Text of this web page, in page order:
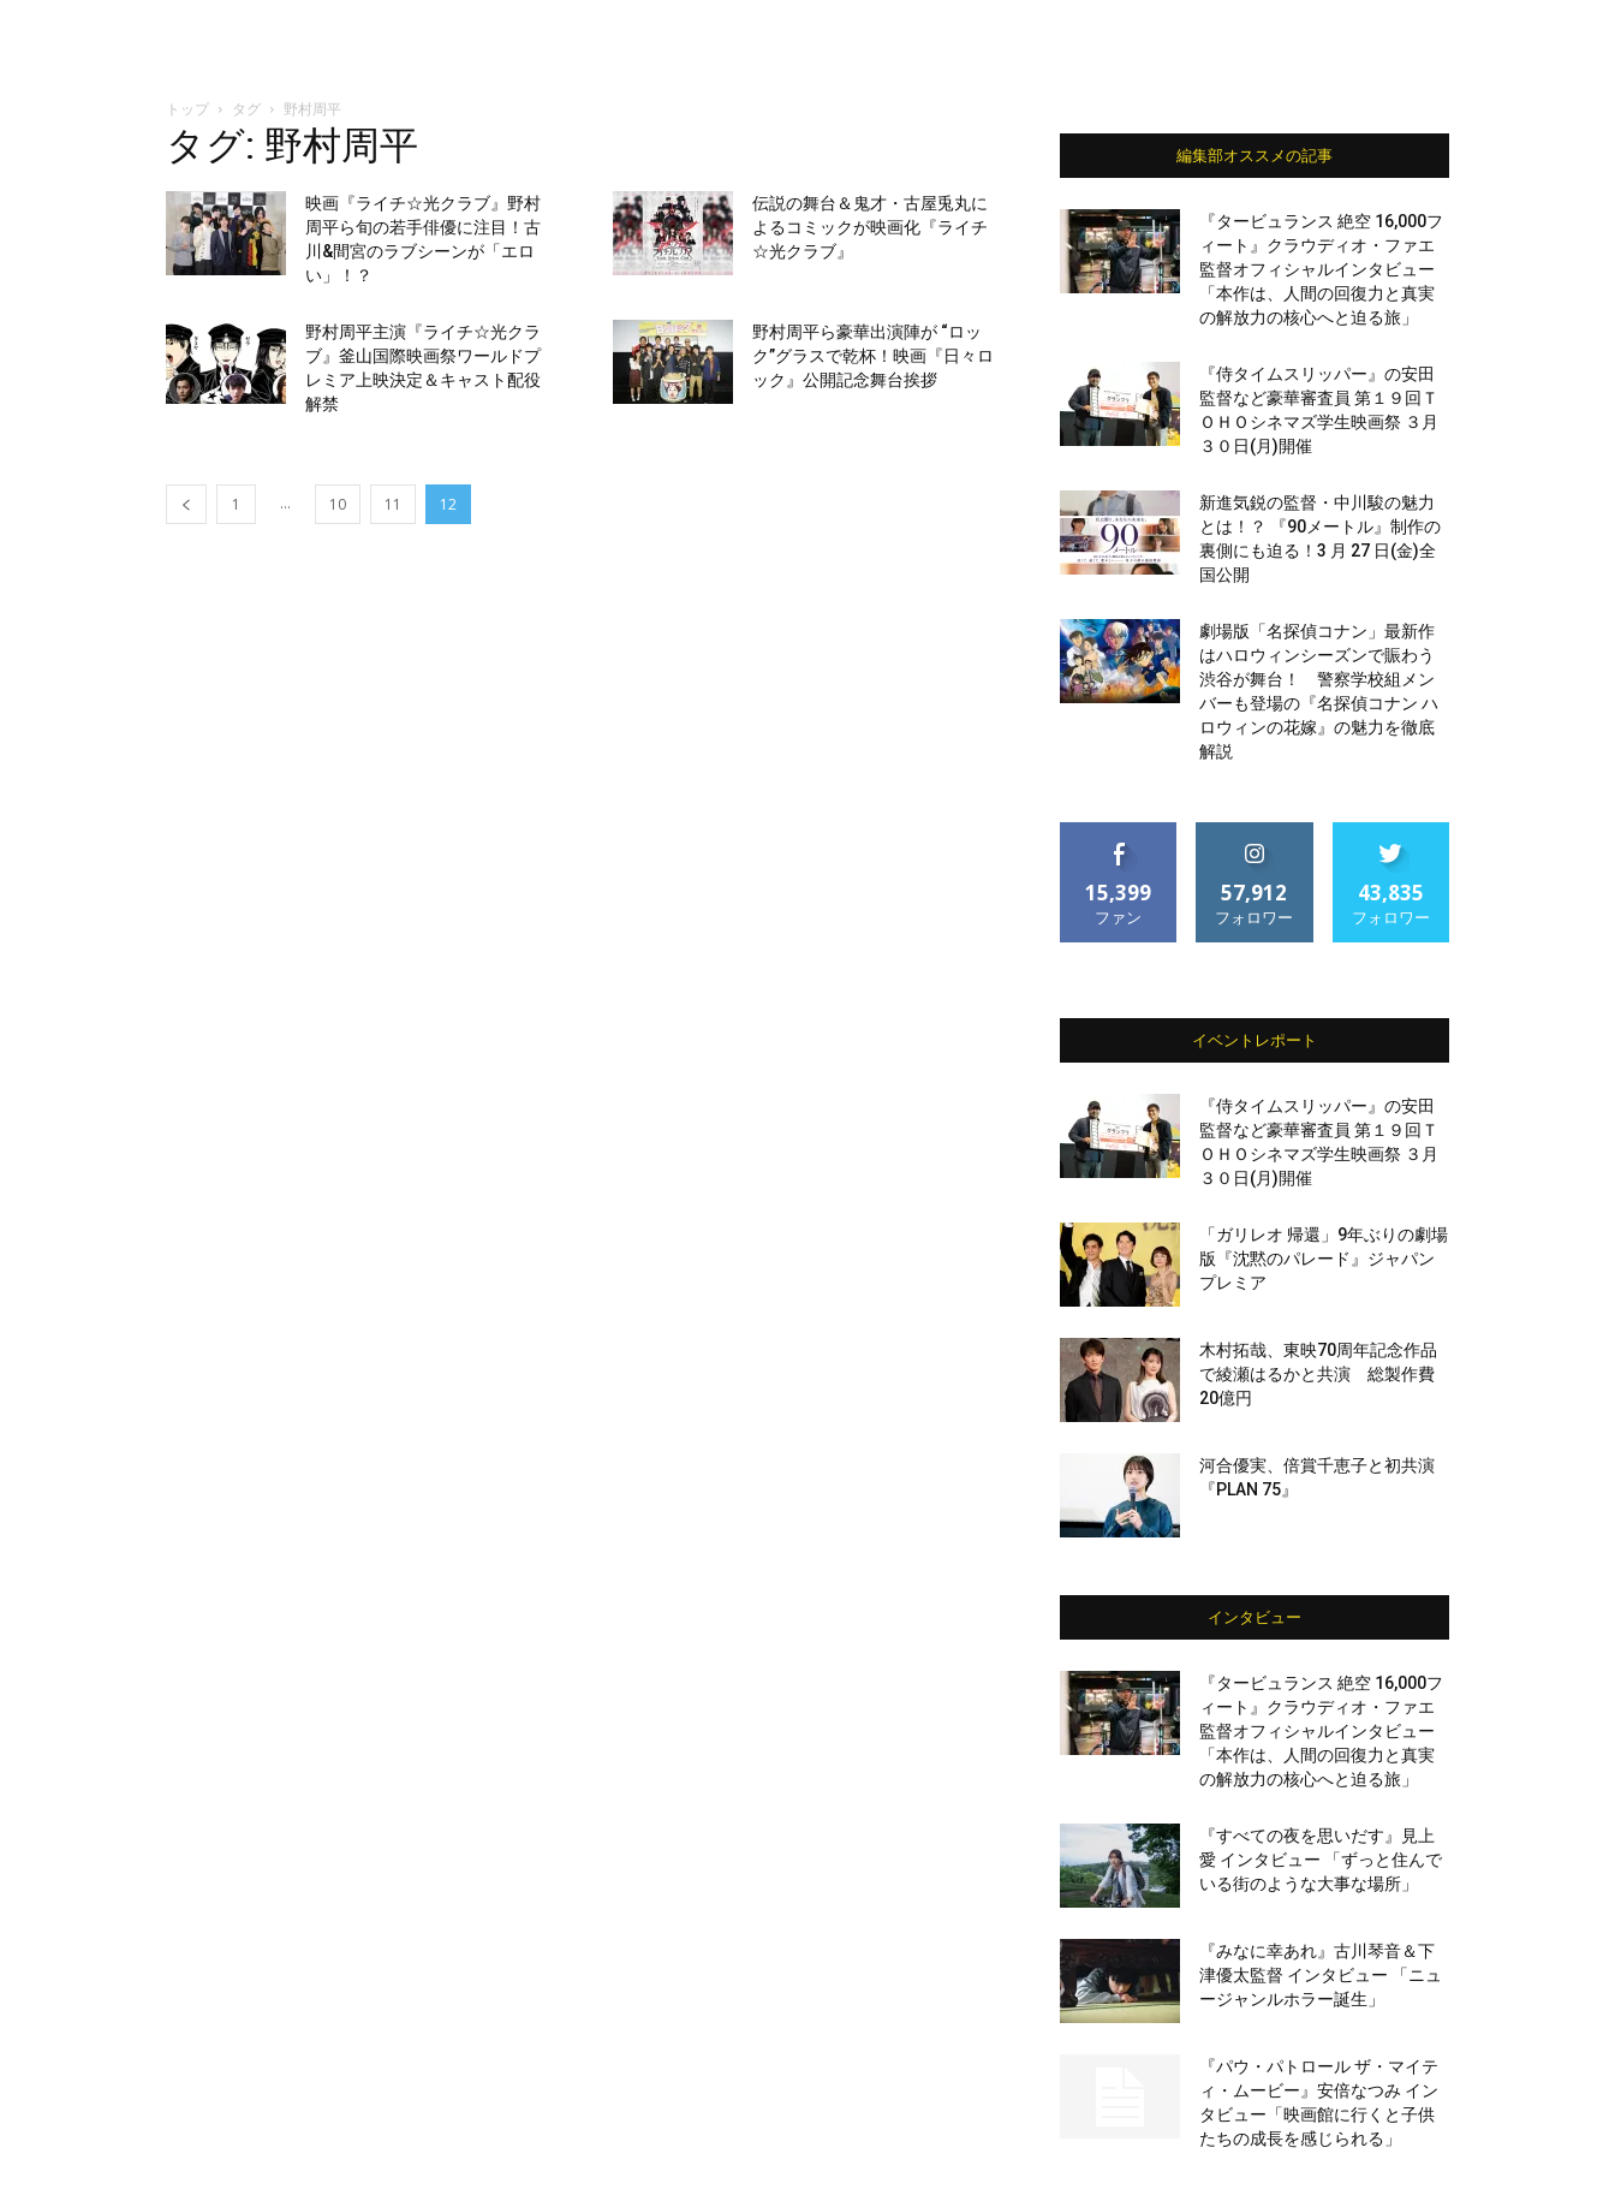
トップ タグ 野村周平
タグ: 野村周平
映画『ライチ☆光クラブ』野村
周平ら旬の若手俳優に注目！古
川&間宮のラブシーンが「エロ
い」！？
伝説の舞台＆鬼才・古屋兎丸に
よるコミックが映画化『ライチ
☆光クラブ』
野村周平主演『ライチ☆光クラ
ブ』釜山国際映画祭ワールドプ
レミア上映決定＆キャスト配役
解禁
野村周平ら豪華出演陣が “ロッ
ク”グラスで乾杯！映画『日々ロ
ック』公開記念舞台挨拶
1 ... 10 11 12
編集部オススメの記事
『タービュランス 絶空 16,000フ
ィート』クラウディオ・ファエ
監督オフィシャルインタビュー
「本作は、人間の回復力と真実
の解放力の核心へと迫る旅」
『侍タイムスリッパー』の安田
監督など豪華審査員 第１９回Ｔ
ＯＨＯシネマズ学生映画祭 ３月
３０日(月)開催
新進気鋭の監督・中川駿の魅力
とは！？ 『90メートル』制作の
裏側にも迫る！3 月 27 日(金)全
国公開
劇場版「名探偵コナン」最新作
はハロウィンシーズンで賑わう
渋谷が舞台！ 警察学校組メン
バーも登場の『名探偵コナン ハ
ロウィンの花嫁』の魅力を徹底
解説
15,399
ファン
57,912
フォロワー
43,835
フォロワー
イベントレポート
『侍タイムスリッパー』の安田
監督など豪華審査員 第１９回Ｔ
ＯＨＯシネマズ学生映画祭 ３月
３０日(月)開催
「ガリレオ 帰還」9年ぶりの劇場
版『沈黙のパレード』ジャパン
プレミア
木村拓哉、東映70周年記念作品
で綾瀬はるかと共演 総製作費
20億円
河合優実、倍賞千恵子と初共演
『PLAN 75』
インタビュー
『タービュランス 絶空 16,000フ
ィート』クラウディオ・ファエ
監督オフィシャルインタビュー
「本作は、人間の回復力と真実
の解放力の核心へと迫る旅」
『すべての夜を思いだす』見上
愛 インタビュー 「ずっと住んで
いる街のような大事な場所」
『みなに幸あれ』古川琴音＆下
津優太監督 インタビュー 「ニュ
ージャンルホラー誕生」
『パウ・パトロール ザ・マイテ
ィ・ムービー』安倍なつみ イン
タビュー「映画館に行くと子供
たちの成長を感じられる」